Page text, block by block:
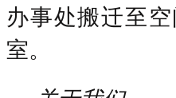
办事处搬迁至空
室。